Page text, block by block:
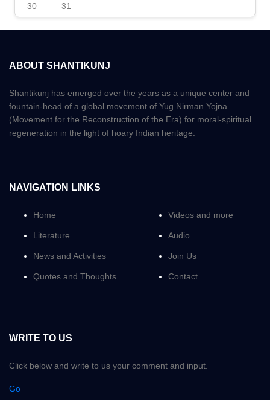
30 31
ABOUT SHANTIKUNJ
Shantikunj has emerged over the years as a unique center and
fountain-head of a global movement of Yug Nirman Yojna
(Movement for the Reconstruction of the Era) for moral-spiritual
regeneration in the light of hoary Indian heritage.
NAVIGATION LINKS
Home
Literature
News and Activities
Quotes and Thoughts
Videos and more
Audio
Join Us
Contact
WRITE TO US
Click below and write to us your comment and input.
Go